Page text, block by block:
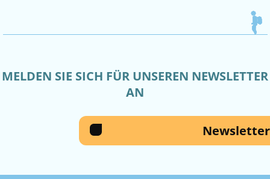
MELDEN SIE SICH FÜR UNSEREN NEWSLETTER
AN
Newsletter